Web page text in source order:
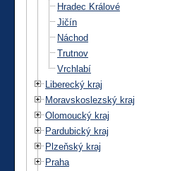
Hradec Králové
Jičín
Náchod
Trutnov
Vrchlabí
Liberecký kraj
Moravskoslezský kraj
Olomoucký kraj
Pardubický kraj
Plzeňský kraj
Praha